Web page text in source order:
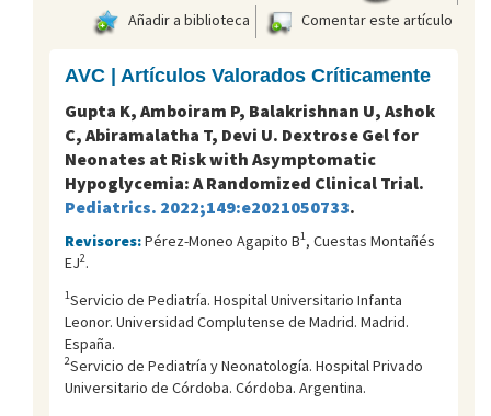
Añadir a biblioteca
Comentar este artículo
AVC | Artículos Valorados Críticamente
Gupta K, Amboiram P, Balakrishnan U, Ashok
C, Abiramalatha T, Devi U. Dextrose Gel for
Neonates at Risk with Asymptomatic
Hypoglycemia: A Randomized Clinical Trial.
Pediatrics. 2022;149:e2021050733.
Revisores:Pérez-Moneo Agapito B1, Cuestas Montañés
EJ2.
1Servicio de Pediatría. Hospital Universitario Infanta
Leonor. Universidad Complutense de Madrid. Madrid.
España.
2Servicio de Pediatría y Neonatología. Hospital Privado
Universitario de Córdoba. Córdoba. Argentina.